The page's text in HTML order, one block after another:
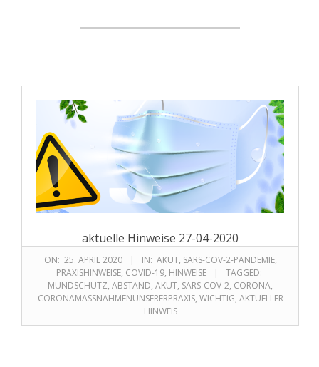
aktuelle Hinweise 27-04-2020
ON: 25. APRIL 2020 IN: AKUT, SARS-COV-2-PANDEMIE,
PRAXISHINWEISE, COVID-19, HINWEISE
TAGGED:
MUNDSCHUTZ, ABSTAND, AKUT, SARS-COV-2, CORONA,
CORONAMASSNAHMENUNSERERPRAXIS, WICHTIG, AKTUELLER
HINWEIS